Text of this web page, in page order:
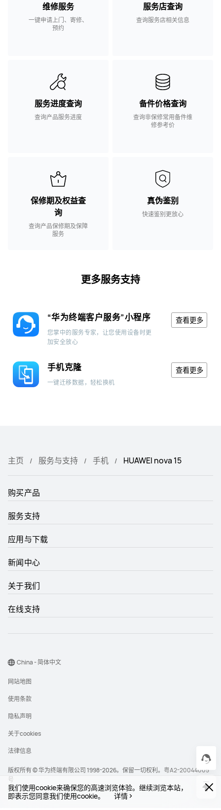
我们使用cookie来确保您的高速浏览体验。继续浏览本站，
即表示您同意我们使用cookie。
详情
维修服务
一键申请上门、寄修、
预约
服务店查询
查询服务店相关信息
服务进度查询
查询产品服务进度
备件价格查询
查询非保修常用备件维
修参考价
保修期及权益查
询
查询产品保修期及保障
服务
真伪鉴别
快速鉴别更放心
更多服务支持
“华为终端客户服务”小程序
您掌中的服务专家，让您使用设备时更
加安全放心
查看更多
手机克隆
一键迁移数据，轻松换机
查看更多
主页 服务与支持 手机 HUAWEI nova 15
购买产品
服务支持
应用与下载
新闻中心
关于我们
在线支持
版权所有 © 华为终端有限公司 1998-2026。保留一切权利。 粤A2-20044005
号
网站地图
使用条款
隐私声明
关于cookies
法律信息
China - 简体中文